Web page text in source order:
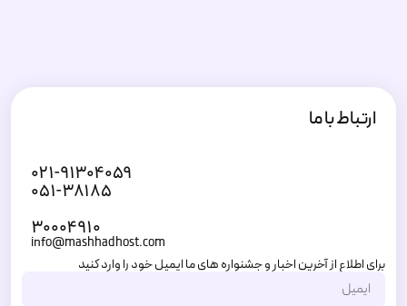
ارتباط با ما
۰۲۱-۹۱۳۰۴۰۵۹
۰۵۱-۳۸۱۸۵
۳۰۰۰۴۹۱۰
info@mashhadhost.com
برای اطلاع از آخرین اخبار و جشنواره های ما ایمیل خود را وارد کنید